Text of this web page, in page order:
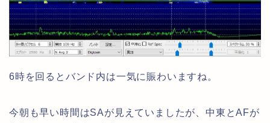
6時を回るとバンド内は一気に賑わいますね。
今朝も早い時間はSAが見えていましたが、中東とAFが